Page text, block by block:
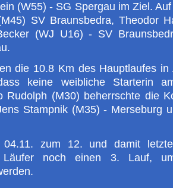
(W55) - SG Spergau im Ziel.
SV Braunsbedra, Theodor
(WJ U16) - SV
die 10.8 Km des Hauptlaufes
keine weibliche Starterin
Rudolph (M30) beherrschte die
Stampnik (M35) - Merseburg
zum 12. und damit
Läufer noch einen 3. Lauf,